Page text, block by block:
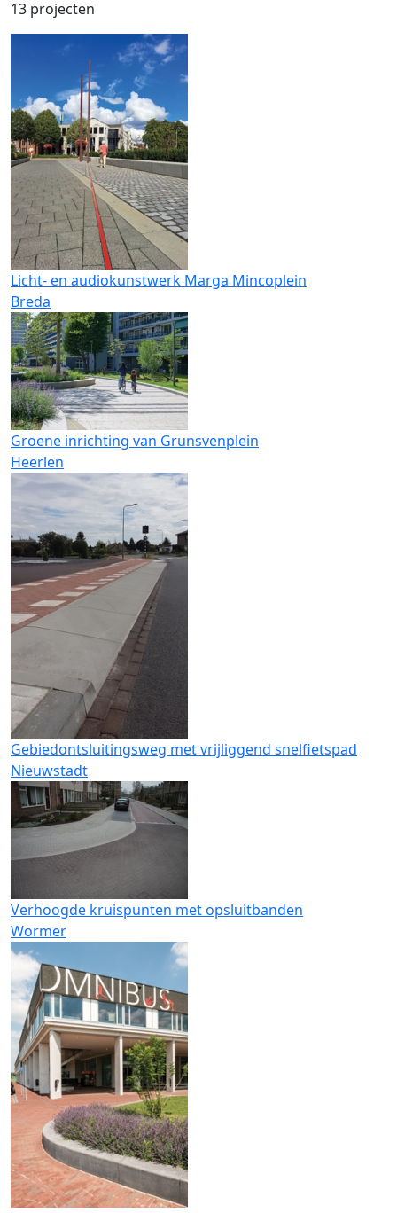
13 projecten
Licht- en audiokunstwerk Marga Mincoplein
Breda
Groene inrichting van Grunsvenplein
Heerlen
Gebiedontsluitingsweg met vrijliggend snelfietspad
Nieuwstadt
Verhoogde kruispunten met opsluitbanden
Wormer